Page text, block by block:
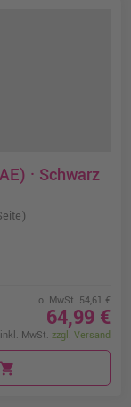
· Schwarz
o. MwSt. 54,61 €
64,99 €
inkl. MwSt. zzgl. Versand
shopping_cart